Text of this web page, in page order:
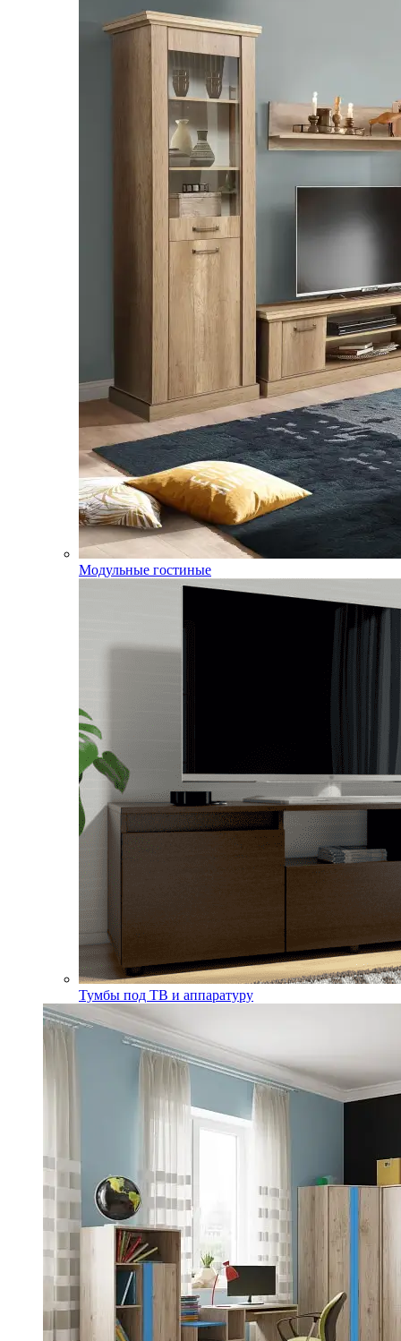
Модульные гостиные
Тумбы под ТВ и аппаратуру